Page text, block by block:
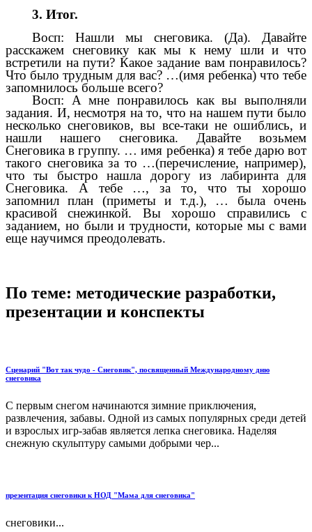
3. Итог.
Восп: Нашли мы снеговика. (Да). Давайте
расскажем снеговику как мы к нему шли и что
встретили на пути? Какое задание вам понравилось?
Что было трудным для вас? …(имя ребенка) что тебе
запомнилось больше всего?
Восп: А мне понравилось как вы выполняли
задания. И, несмотря на то, что на нашем пути было
несколько снеговиков, вы все-таки не ошиблись, и
нашли нашего снеговика. Давайте возьмем
Снеговика в группу. … имя ребенка) я тебе дарю вот
такого снеговика за то …(перечисление, например),
что ты быстро нашла дорогу из лабиринта для
Снеговика. А тебе …, за то, что ты хорошо
запомнил план (приметы и т.д.), … была очень
красивой снежинкой. Вы хорошо справились с
заданием, но были и трудности, которые мы с вами
еще научимся преодолевать.
По теме: методические разработки,
презентации и конспекты
Сценарий "Вот так чудо - Снеговик", посвященный Международному дню
снеговика
С первым снегом начинаются зимние приключения,
развлечения, забавы. Одной из самых популярных среди детей
и взрослых игр-забав является лепка снеговика. Наделяя
снежную скульптуру самыми добрыми чер...
презентация снеговики к НОД "Мама для снеговика"
снеговики...